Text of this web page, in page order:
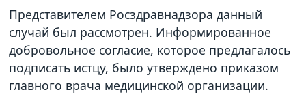
Представителем Росздравнадзора данный
случай был рассмотрен. Информированное
добровольное согласие, которое предлагалось
подписать истцу, было утверждено приказом
главного врача медицинской организации.